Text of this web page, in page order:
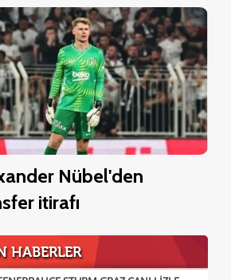
Nübel'den
itirafı
HABERLER